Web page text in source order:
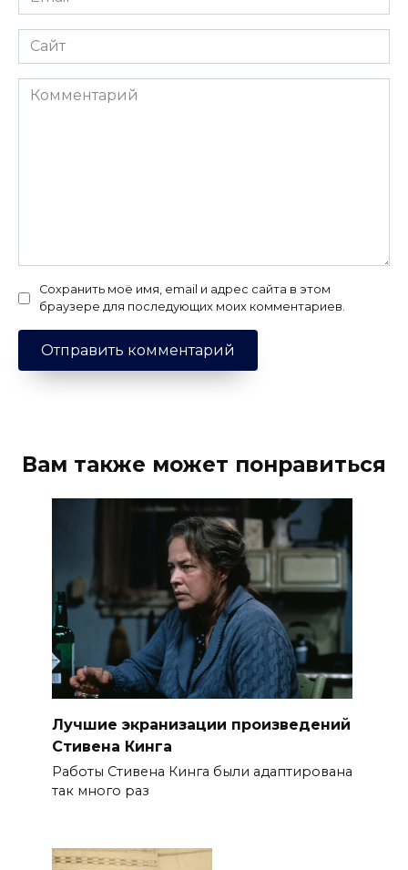
*
Сайт
Комментарий
Сохранить моё имя, email и адрес сайта в этом
браузере для последующих моих комментариев.
Вам также может понравиться
Лучшие экранизации произведений
Стивена Кинга
Работы Стивена Кинга были адаптирована
так много раз